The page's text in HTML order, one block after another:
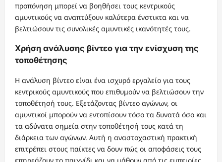
προπόνηση μπορεί να βοηθήσει τους κεντρικούς
αμυντικούς να αναπτύξουν καλύτερα ένστικτα και να
βελτιώσουν τις συνολικές αμυντικές ικανότητές τους.
Χρήση ανάλυσης βίντεο για την ενίσχυση της
τοποθέτησης
Η ανάλυση βίντεο είναι ένα ισχυρό εργαλείο για τους
κεντρικούς αμυντικούς που επιθυμούν να βελτιώσουν την
τοποθέτησή τους. Εξετάζοντας βίντεο αγώνων, οι
αμυντικοί μπορούν να εντοπίσουν τόσο τα δυνατά όσο και
τα αδύνατα σημεία στην τοποθέτησή τους κατά τη
διάρκεια των αγώνων. Αυτή η αναστοχαστική πρακτική
επιτρέπει στους παίκτες να δουν πώς οι αποφάσεις τους
επηρεάζουν το παιχνίδι και να μάθουν από τις εμπειρίες